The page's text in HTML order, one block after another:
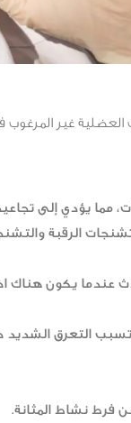
غير المرغوب
مما يؤدي إلى
الرقبة
عندما يكون هناك
التعرق الشديد
فرط نشاط المثانة.